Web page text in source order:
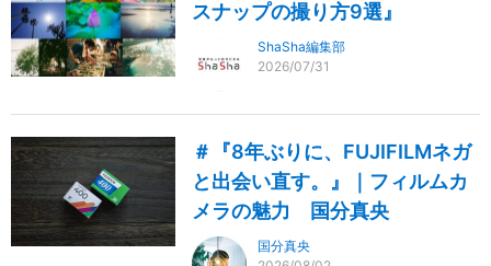
スナップの撮り方9選』
ShaSha編集部
2026/07/31
＃『8年ぶりに、FUJIFILMネガ
と出会い直す。』｜フィルムカ
メラの魅力 国分真央
国分真央